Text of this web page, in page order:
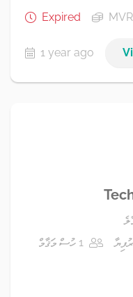
Expired
1 year ago
1 ހުސް މަޤާމް